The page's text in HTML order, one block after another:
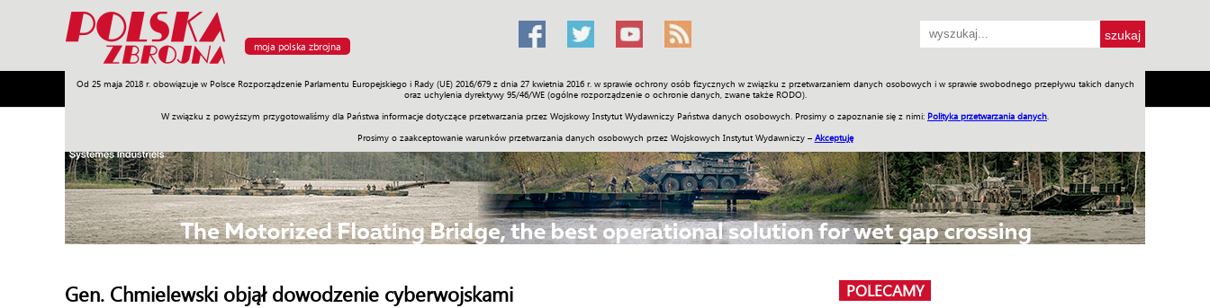
moja polska zbrojna
Od 25 maja 2018 r. obowiązuje w Polsce Rozporządzenie Parlamentu Europejskiego i Rady (UE) 2016/679 z dnia 27 kwietnia 2016 r. w sprawie ochrony osób fizycznych w związku z przetwarzaniem danych osobowych i w sprawie swobodnego przepływu takich danych
oraz uchylenia dyrektywy 95/46/WE (ogólne rozporządzenie o ochronie danych, zwane także RODO).
W związku z powyższym przygotowaliśmy dla Państwa informacje dotyczące przetwarzania przez Wojskowy Instytut Wydawniczy Państwa danych osobowych. Prosimy o zapoznanie się z nimi: Polityka przetwarzania danych
Prosimy o zaakceptowanie warunków przetwarzania danych osobowych przez Wojskowych Instytut Wydawniczy – Akceptuję
Armia Poligon Sprzęt Misje Polityka Prawo Świat Społeczność Sport Historia Galerie Wideo ENGLISH SKLEP Jednodniówki Praca w WIW
Gen. Chmielewski objął dowodzenie cyberwojskami POLECAMY